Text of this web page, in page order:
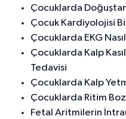
Çocuklarda Doğuştan
Çocuk Kardiyolojisi
Çocuklarda EKG
Çocuklarda Kalp
Tedavisi
Çocuklarda Kalp
Çocuklarda Ritim
Fetal Aritmilerin